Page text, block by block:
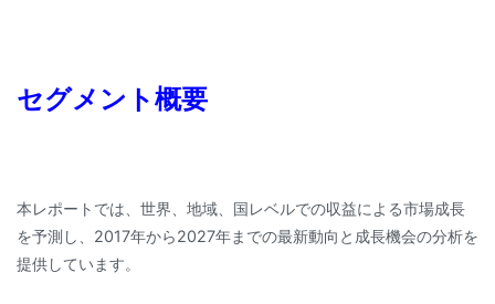
セグメント概要
本レポートでは、世界、地域、国レベルでの収益による市場成長
を予測し、2017年から2027年までの最新動向と成長機会の分析を
提供しています。